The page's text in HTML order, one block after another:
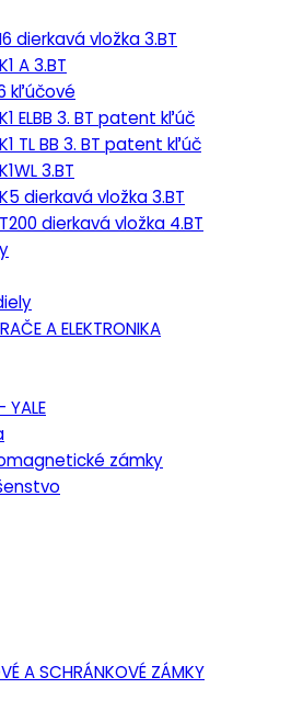
dierkavá vložka 3.BT
A 3.BT
kľúčové
ELBB 3. BT patent kľúč
TL BB 3. BT patent kľúč
3.BT
dierkavá vložka 3.BT
dierkavá vložka 4.BT
A ELEKTRONIKA
YALE
zámky
A SCHRÁNKOVÉ ZÁMKY